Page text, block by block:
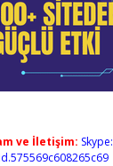
ve İletişim: Skype: